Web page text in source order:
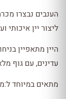
הענבים נבצרו
ליצור יין איכותי
היין מתאפיין
עדינים, עם גוף
מתאים במיוחד